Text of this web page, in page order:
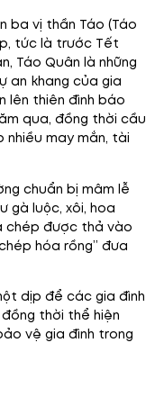
ba vị thần Táo (Táo
tức là trước Tết
Táo Quân là những
an khang của gia
lên thiên đình báo
qua, đồng thời cầu
nhiều may mắn, tài
chuẩn bị mâm lễ
gà luộc, xôi, hoa
chép được thả vào
hóa rồng” đưa
dịp để các gia đình
thời thể hiện
vệ gia đình trong